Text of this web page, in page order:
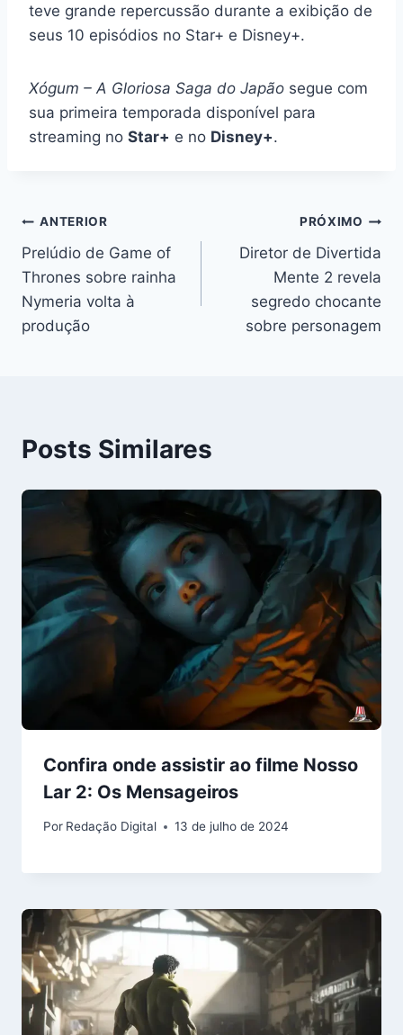
teve grande repercussão durante a exibição de
seus 10 episódios no Star+ e Disney+.
Xógum – A Gloriosa Saga do Japão segue com
sua primeira temporada disponível para
streaming no Star+ e no Disney+.
Navegação
de
Post
ANTERIOR
Prelúdio de Game of
Thrones sobre rainha
Nymeria volta à
produção
PRÓXIMO
Diretor de Divertida
Mente 2 revela
segredo chocante
sobre personagem
Posts Similares
Confira onde assistir ao filme Nosso
Lar 2: Os Mensageiros
Por Redação Digital 13 de julho de 2024